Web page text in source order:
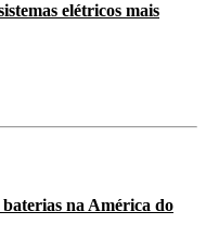
elétricos mais
na América do